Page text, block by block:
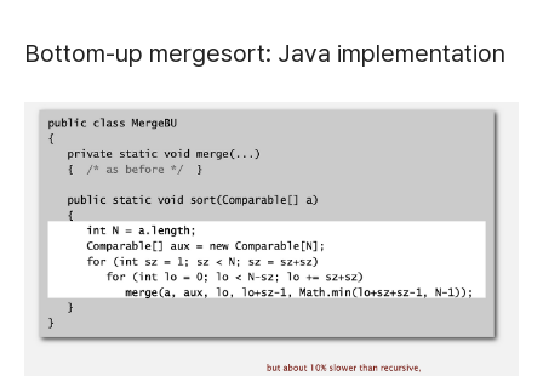
Bottom-up mergesort: Java implementation